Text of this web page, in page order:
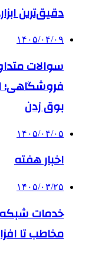
دقیق‌ترین
۱۴۰۵/۰۴/۰۹
سوالات
فروشگاهی؛
بوق زدن
۱۴۰۵/۰۴/۰۵
اخبار هفته
۱۴۰۵/۰۳/۲۵
مخاطب تا